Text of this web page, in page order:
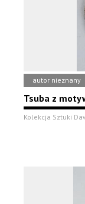
autor nieznany
Tsuba z
Kolekcja Sztuki